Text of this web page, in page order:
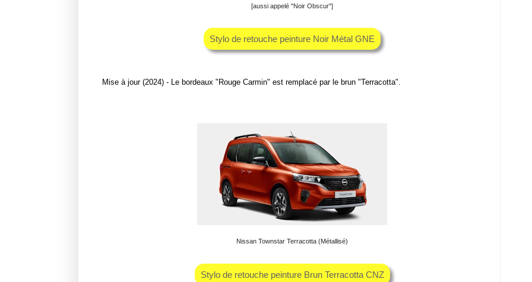
[aussi appelé "Noir Obscur"]
Stylo de retouche peinture Noir Métal GNE
Mise à jour (2024) - Le bordeaux "Rouge Carmin" est remplacé par le brun "Terracotta".
Nissan Townstar Terracotta (Métallisé)
Stylo de retouche peinture Brun Terracotta CNZ